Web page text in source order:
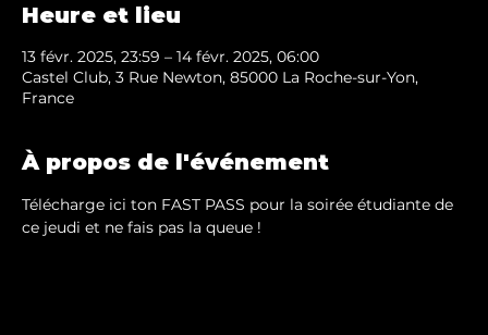
Heure et lieu
13 févr. 2025, 23:59 – 14 févr. 2025, 06:00
Castel Club, 3 Rue Newton, 85000 La Roche-sur-Yon,
France
À propos de l'événement
Télécharge ici ton FAST PASS pour la soirée étudiante de
ce jeudi et ne fais pas la queue !